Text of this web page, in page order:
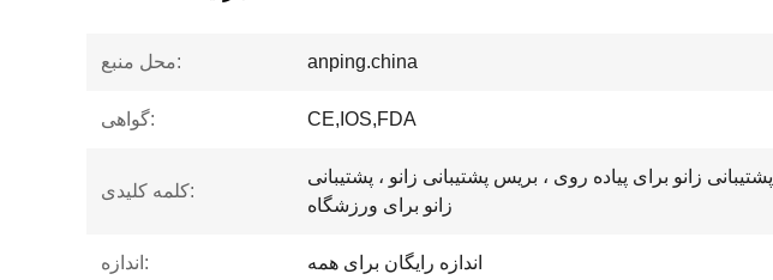
محل منبع: anping.china
گواهی: CE,IOS,FDA
کلمه کلیدی:
پشتیبانی زانو برای پیاده روی ، بریس پشتیبانی زانو ، پشتیبانی
زانو برای ورزشگاه
اندازه: اندازه رایگان برای همه